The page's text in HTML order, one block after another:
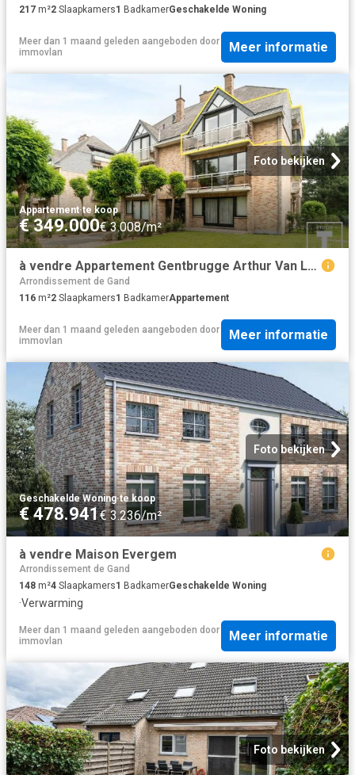
217 m²2 Slaapkamers1 BadkamerGeschakelde Woning
Meer dan 1 maand geleden aangeboden door
immovlan
Meer informatie
Foto bekijken
Appartement·te koop
€ 349.000€ 3.008/m²
à vendre Appartement Gentbrugge Arthur Van Laethemstraat
Arrondissement de Gand
116 m²2 Slaapkamers1 BadkamerAppartement
Meer dan 1 maand geleden aangeboden door
immovlan
Meer informatie
Foto bekijken
Geschakelde Woning·te koop
€ 478.941€ 3.236/m²
à vendre Maison Evergem
Arrondissement de Gand
148 m²4 Slaapkamers1 BadkamerGeschakelde Woning
·Verwarming
Meer dan 1 maand geleden aangeboden door
immovlan
Meer informatie
Foto bekijken